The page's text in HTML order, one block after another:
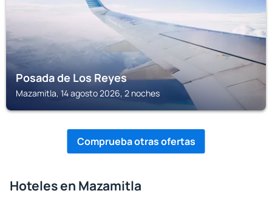
Posada de Los Reyes
Mazamitla, 14 agosto 2026, 2 noches
Comprueba otras ofertas
Hoteles en Mazamitla